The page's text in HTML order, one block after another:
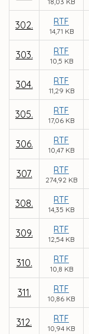
302. RTF
14,71 KB
303. RTF
10,5 KB
304. RTF
11,29 KB
305. RTF
17,06 KB
306. RTF
10,47 KB
307. RTF
274,92 KB
308. RTF
14,35 KB
309. RTF
12,54 KB
310. RTF
10,8 KB
311. RTF
10,86 KB
312. RTF
10,94 KB